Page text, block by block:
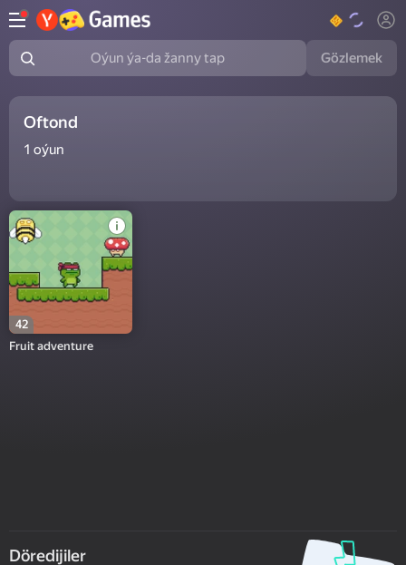
Oýun ýa-da žanny tap Gözlemek
Oftond
1 oýun
42
Fruit adventure
Döredijiler